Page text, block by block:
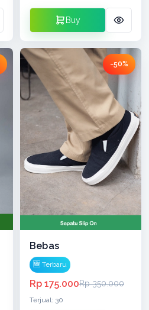
Buy
-50%
Bebas
🆕 Terbaru
Rp 175.000Rp 350.000
Terjual: 30